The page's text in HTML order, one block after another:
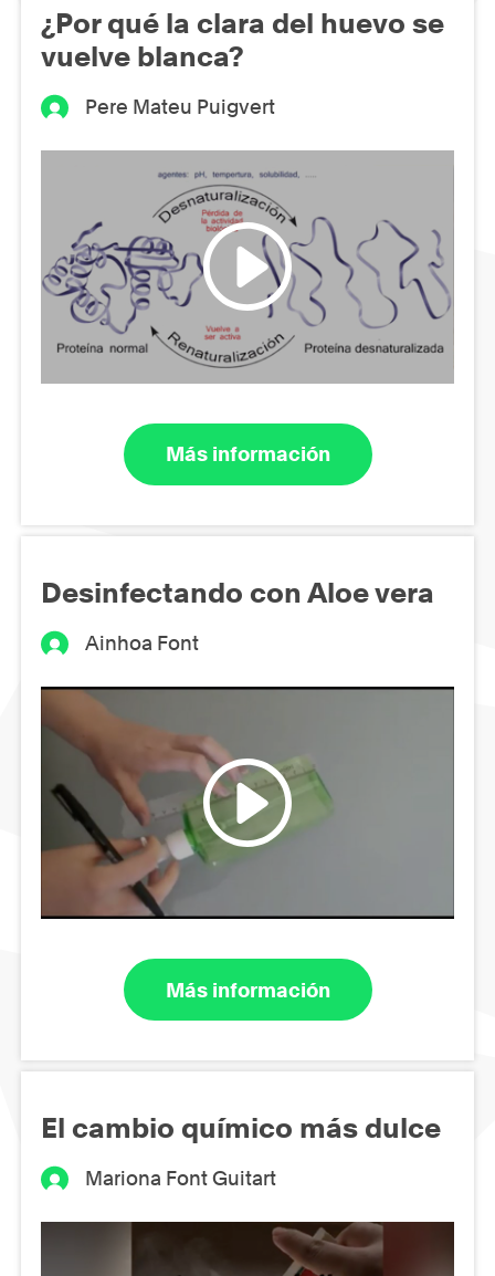
¿Por qué la clara del huevo se
vuelve blanca?
Pere Mateu Puigvert
Más información
Desinfectando con Aloe vera
Ainhoa Font
Más información
El cambio químico más dulce
Mariona Font Guitart